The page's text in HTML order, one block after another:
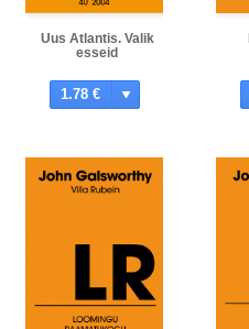
Uus Atlantis. Valik
esseid
1.78 €